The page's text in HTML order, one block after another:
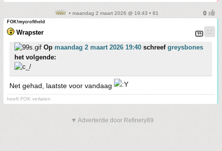
• maandag 2 maart 2026 @ 19:43 • 81
FOK!mycroftheld
Wrapster
Op maandag 2 maart 2026 19:40 schreef greysbones
het volgende:
Net gehad, laatste voor vandaag
heeft FOK verlaten
▼ Advertentie door Refinery89